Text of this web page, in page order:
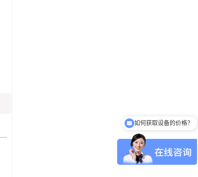
可以介绍下你们的产品么